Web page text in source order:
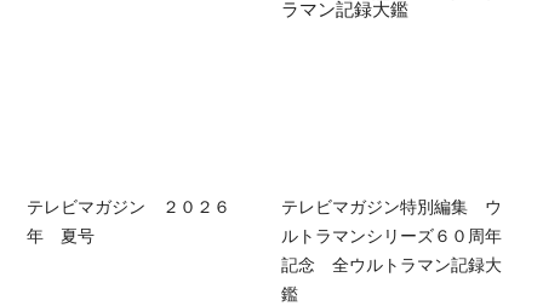
テレビマガジン ２０２６
年 夏号
テレビマガジン特別編集 ウ
ルトラマンシリーズ６０周年
記念 全ウルトラマン記録大
鑑